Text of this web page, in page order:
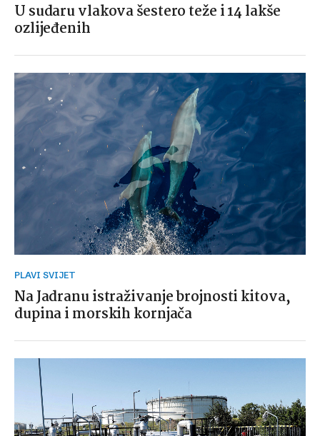
U sudaru vlakova šestero teže i 14 lakše
ozlijeđenih
PLAVI SVIJET
Na Jadranu istraživanje brojnosti kitova,
dupina i morskih kornjača